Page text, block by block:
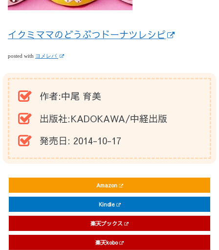
イクミママのどうぶつドーナツレシピ
posted with ヨメレバ
作者:中尾 育美
出版社:KADOKAWA/中経出版
発売日: 2014-10-17
Amazon
Kindle
楽天ブックス
楽天kobo